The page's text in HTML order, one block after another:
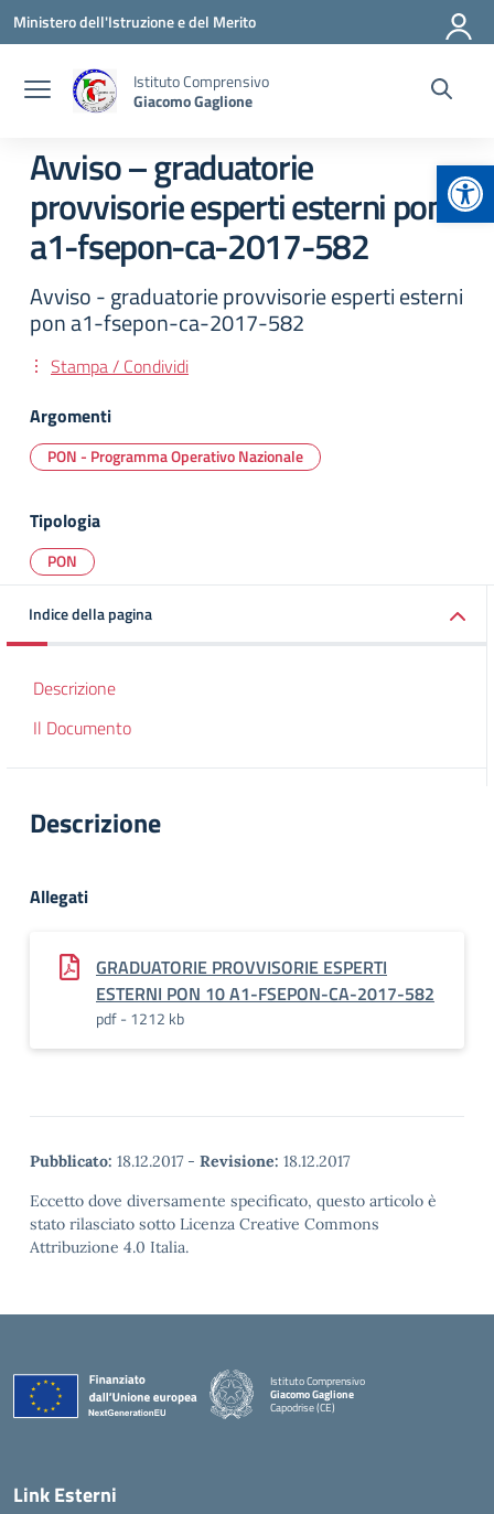
Vai ai contenuti
Vai al menu di navigazione
Vai al footer
Ministero dell'Istruzione e del Merito
Istituto Comprensivo
Giacomo Gaglione
Avviso – graduatorie
provvisorie esperti esterni pon
a1-fsepon-ca-2017-582
Avviso - graduatorie provvisorie esperti esterni
pon a1-fsepon-ca-2017-582
Stampa / Condividi
Argomenti
PON - Programma Operativo Nazionale
Tipologia
PON
Indice della pagina
Descrizione
Il Documento
Descrizione
Allegati
GRADUATORIE PROVVISORIE ESPERTI
ESTERNI PON 10 A1-FSEPON-CA-2017-582
pdf - 1212 kb
Pubblicato: 18.12.2017 - Revisione: 18.12.2017
Eccetto dove diversamente specificato, questo articolo è
stato rilasciato sotto Licenza Creative Commons
Attribuzione 4.0 Italia.
Istituto Comprensivo
Giacomo Gaglione
Capodrise (CE)
— Visita la pagina iniziale della scuola
Link Esterni